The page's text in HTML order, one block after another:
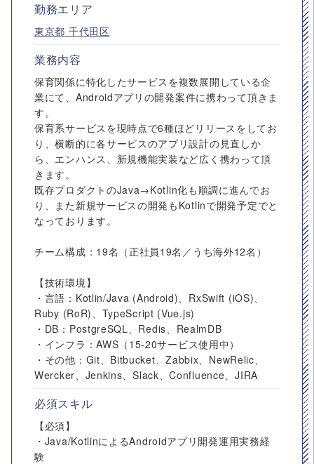
勤務エリア
東京都 千代田区
業務内容
保育関係に特化したサービスを複数展開している企
業にて、Androidアプリの開発案件に携わって頂きま
す。
保育系サービスを現時点で6種ほどリリースをしてお
り、横断的に各サービスのアプリ設計の見直しか
ら、エンハンス、新規機能実装など広く携わって頂
きます。
既存プロダクトのJava→Kotlin化も順調に進んでお
り、また新規サービスの開発もKotlinで開発予定でと
なっております。
チーム構成：19名（正社員19名／うち海外12名）
【技術環境】
・言語：Kotlin/Java (Android)、RxSwift (iOS)、
Ruby (RoR)、TypeScript (Vue.js)
・DB：PostgreSQL、Redis、RealmDB
・インフラ：AWS（15-20サービス使用中）
・その他：Git、Bitbucket、Zabbix、NewRelic、
Wercker、Jenkins、Slack、Confluence、JIRA
必須スキル
【必須】
・Java/KotlinによるAndroidアプリ開発運用実務経
験